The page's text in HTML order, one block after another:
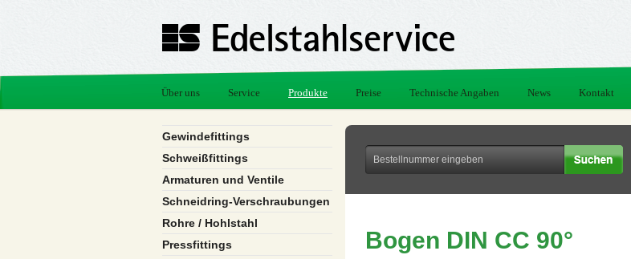
Über uns Service Produkte Preise Technische Angaben News Kontakt
Gewindefittings
Schweißfittings
Armaturen und Ventile
Schneidring-Verschraubungen
Rohre / Hohlstahl
Pressfittings
Bogen DIN CC 90°